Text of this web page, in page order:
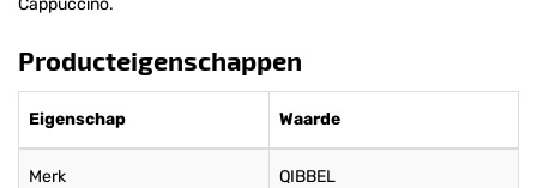
Cappuccino.
Producteigenschappen
Eigenschap Waarde
Merk QIBBEL